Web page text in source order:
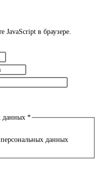
в браузере.
данных *
данных